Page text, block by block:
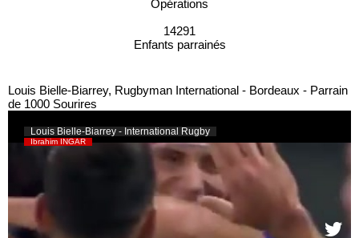
Opérations
14291
Enfants parrainés
Louis Bielle-Biarrey, Rugbyman International - Bordeaux - Parrain
de 1000 Sourires